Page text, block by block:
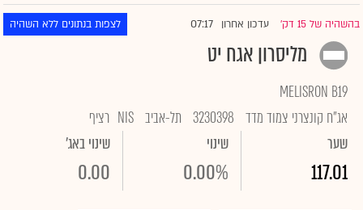
בהשהיה של 15 דק' |עדכון אחרון 07:17 לצפות בנתונים ללא השהיה
מליסרון אגח יט
MELISRON B19
אג"ח קונצרני צמוד מדד 3230398 תל-אביב NIS רציף
שער
117.01
שינוי
0.00%
שינוי באג'
0.00